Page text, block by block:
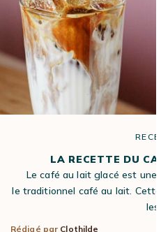
LA RECETTE DU
Le café au lait glacé est une
le traditionnel café au lait.
les…
Rédigé par Clothilde